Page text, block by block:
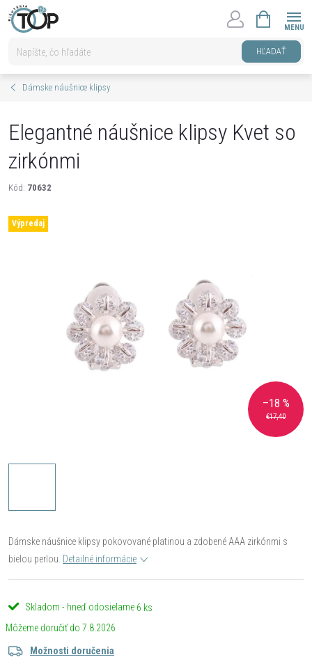
Prejsť
na
HĽADAŤ
KOŠÍK
Dámske náušnice klipsy
Elegantné náušnice klipsy Kvet so
zirkónmi
Kód: 70632
Výpredaj
€17,40
–18 %
Dámske náušnice klipsy pokovované platinou a zdobené AAA zirkónmi s
bielou perlou. Detailné informácie
Skladom - hneď odosielame 6 ks
7.8.2026
Možnosti doručenia